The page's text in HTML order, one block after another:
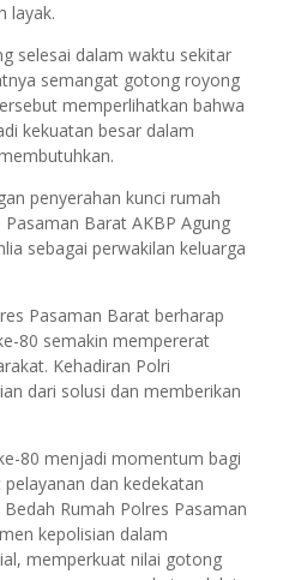
layak.
selesai dalam waktu sekitar
semangat gotong royong
memperlihatkan bahwa
kekuatan besar dalam
penyerahan kunci rumah
Barat AKBP Agung
sebagai perwakilan keluarga
Pasaman Barat berharap
80 semakin mempererat
Kehadiran Polri
dari solusi dan memberikan
80 menjadi momentum bagi
dan kedekatan
Rumah Polres Pasaman
kepolisian dalam
memperkuat nilai gotong